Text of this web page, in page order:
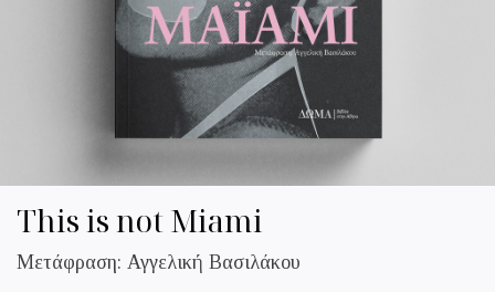
This is not Miami
Mετάφραση: Αγγελική Βασιλάκου